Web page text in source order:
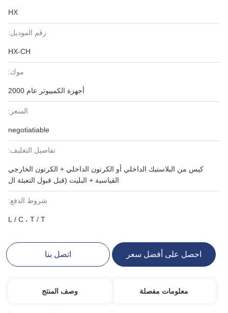
HX
رقم الموديل:
HX-CH
موك:
أجهزة الكمبيوتر عام 2000
السعر:
negotiatiable
تفاصيل التغليف:
كيس من البلاستيك الداخلي أو الكرتون الداخلي + الكرتون الخارجي
القياسية + البليت (قبل قبول التعبئة ال
شروط الدفع:
L / C ، T / T
احصل على أفضل سعر اتصل بنا
معلومات مفصلة وصف المنتج